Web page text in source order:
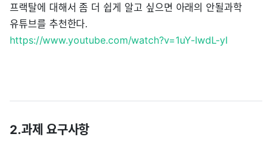
프랙탈에 대해서 좀 더 쉽게 알고 싶으면 아래의 안될과학
유튜브를 추천한다.
https://www.youtube.com/watch?v=1uY-IwdL-yI
2.과제 요구사항